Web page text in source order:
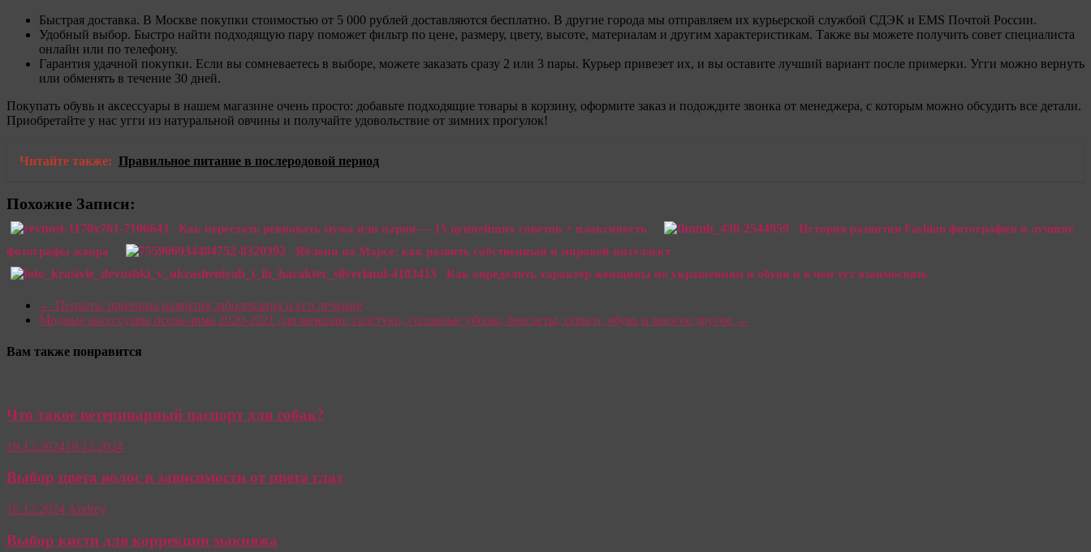
Быстрая доставка. В Москве покупки стоимостью от 5 000 рублей доставляются бесплатно. В другие города мы отправляем их курьерской службой СДЭК и EMS Почтой России.
Удобный выбор. Быстро найти подходящую пару поможет фильтр по цене, размеру, цвету, высоте, материалам и другим характеристикам. Также вы можете получить совет специалиста
онлайн или по телефону.
Гарантия удачной покупки. Если вы сомневаетесь в выборе, можете заказать сразу 2 или 3 пары. Курьер привезет их, и вы оставите лучший вариант после примерки. Угги можно вернуть
или обменять в течение 30 дней.
Покупать обувь и аксессуары в нашем магазине очень просто: добавьте подходящие товары в корзину, оформите заказ и подождите звонка от менеджера, с которым можно обсудить все детали.
Приобретайте у нас угги из натуральной овчины и получайте удовольствие от зимних прогулок!
Читайте также: Правильное питание в послеродовой период
Похожие Записи:
Как перестать ревновать мужа или парня — 15 ценнейших советов + плаксивость
История развития Fashion фотографии и лучшие
фотографы жанра
Яблони на Марсе: как развить собственный и мировой интеллект
Как определить характер женщины по украшениям и обуви и в чем тут взаимосвязь
← Перхоть: причины развития заболевания и его лечение
Модные аксессуары осень-зима 2020-2021 для женщин: галстуки, головные уборы, браслеты, серьги, обувь и многое другое →
Вам также понравится
Что такое ветеринарный паспорт для собак?
19.12.202419.12.2024
Выбор цвета волос в зависимости от цвета глаз
16.12.2024 Andrey
Выбор кисти для коррекции макияжа